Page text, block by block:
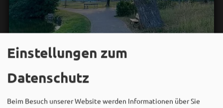
Stadt Weißenburg i.Bay.
06. August um 16:08 via Facebook
🌳 **Verkehrssicherungsmaßnahme am Seeweiher**
Einstellungen zum
Datenschutz
Beim Besuch unserer Website werden Informationen über Sie